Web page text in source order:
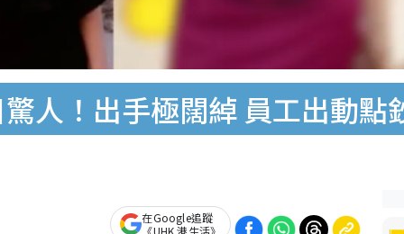
人！出手極闊綽 員工出動點
在Google追蹤
《UHK 港生活》